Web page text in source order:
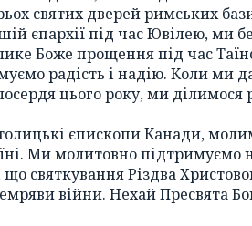
святих дверей римських
єпархії під час Ювілею, ми
Боже прощення під час
радість і надію. Коли ми
цього року, ми ділимося
єпископи Канади,
Ми молитовно підтримуємо
святкування Різдва
війни. Нехай Пресвята